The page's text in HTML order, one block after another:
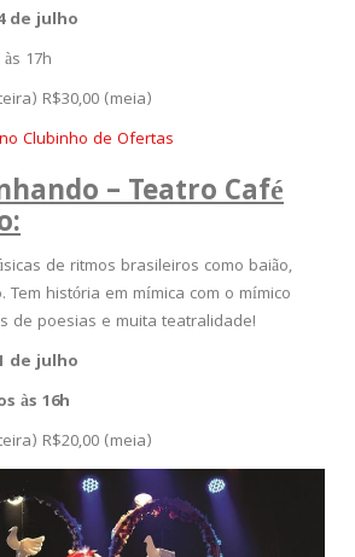
de julho
17h
R$30,00 (meia)
Clubinho de Ofertas
– Teatro Café
de ritmos brasileiros como baião,
Tem história em mímica com o mímico
de poesias e muita teatralidade!
de julho
às 16h
R$20,00 (meia)